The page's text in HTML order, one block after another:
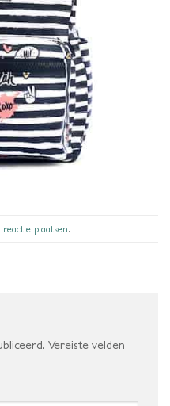
reactie plaatsen
Vereiste velden